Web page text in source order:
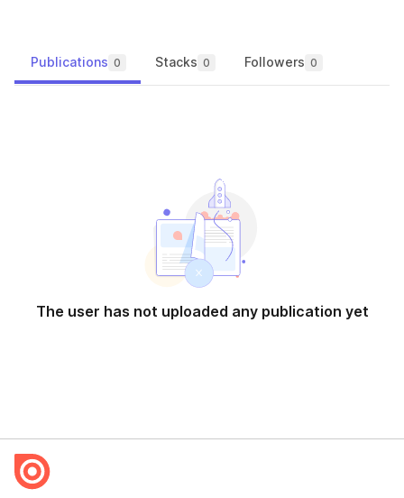
Publications 0 Stacks 0 Followers 0
The user has not uploaded any publication yet